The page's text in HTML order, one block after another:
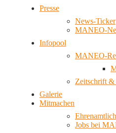
Presse
News-Ticker
MANEO-
Infopool
MANEO-
Zeitschrift &
Galerie
Mitmachen
Jobs bei